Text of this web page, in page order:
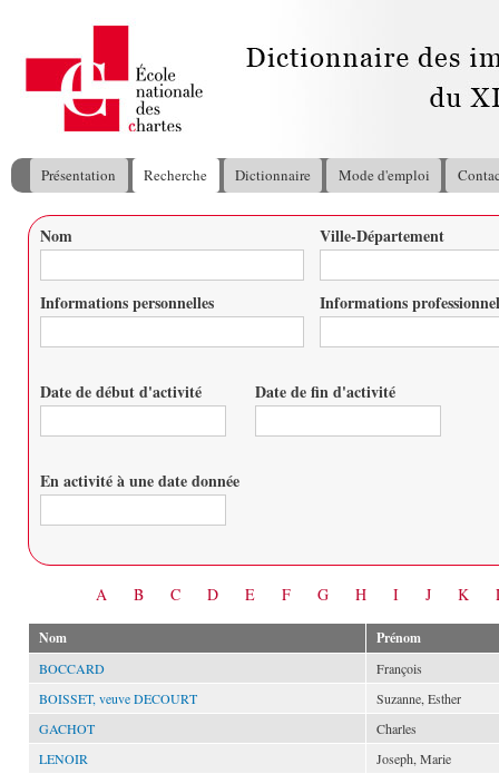
Menu principal
Présentation Recherche Dictionnaire Mode d'emploi
Vous êtes ici
Nom Ville-Département
Informations personnelles Informations
Date de début d'activité Date de fin d'activité
En activité à une date donnée
A B C D E F G H I J K
Nom Prénom
BOCCARD
François
BOISSET, veuve DECOURT
Suzanne, Esther
GACHOT
Charles
LENOIR
Joseph, Marie